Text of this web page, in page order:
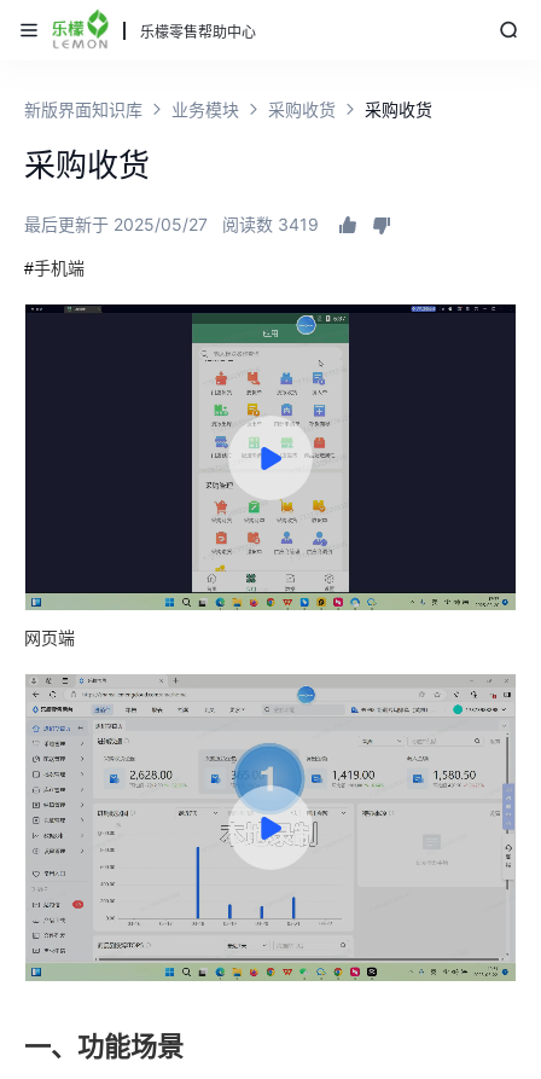
乐檬零售帮助中心
新版界面知识库 业务模块 采购收货 采购收货
采购收货
最后更新于 2025/05/27 阅读数 3419
#手机端
网页端
一、功能场景